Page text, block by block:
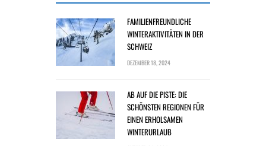
FAMILIENFREUNDLICHE
WINTERAKTIVITÄTEN IN DER
SCHWEIZ
DEZEMBER 18, 2024
AB AUF DIE PISTE: DIE
SCHÖNSTEN REGIONEN FÜR
EINEN ERHOLSAMEN
WINTERURLAUB